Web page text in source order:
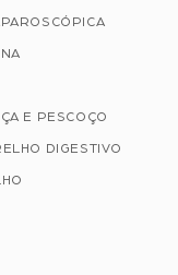
E PESCOÇO
DIGESTIVO